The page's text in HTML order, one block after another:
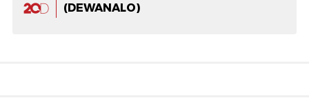
(DEWANALO)